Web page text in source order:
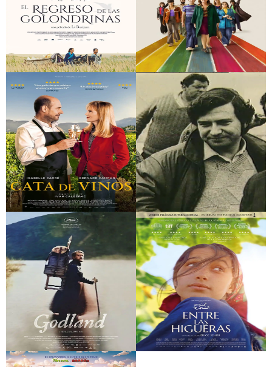
El regreso de las
golondrinas
Te estoy amando
locamente
Cata de vinos
Agenda
Llatinoamericana-
Procés a Pinochet